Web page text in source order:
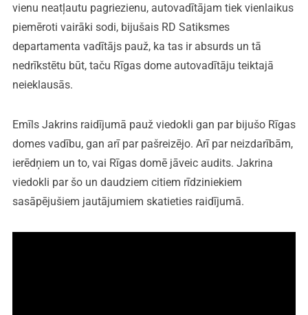
vienu neatļautu pagriezienu, autovadītājam tiek vienlaikus
piemēroti vairāki sodi, bijušais RD Satiksmes
departamenta vadītājs pauž, ka tas ir absurds un tā
nedrīkstētu būt, taču Rīgas dome autovadītāju teiktajā
neieklausās.
Emīls Jakrins raidījumā pauž viedokli gan par bijušo Rīgas
domes vadību, gan arī par pašreizējo. Arī par neizdarībām,
ierēdņiem un to, vai Rīgas domē jāveic audits. Jakrina
viedokli par šo un daudziem citiem rīdziniekiem
sasāpējušiem jautājumiem skatieties raidījumā.